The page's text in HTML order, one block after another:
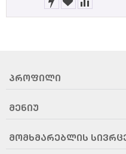
ᲞᲠᲝᲤᲘᲚᲘ
ᲛᲔᲜᲘᲣ
ᲛᲝᲛᲮᲛᲐᲠᲔᲑᲚᲘᲡ